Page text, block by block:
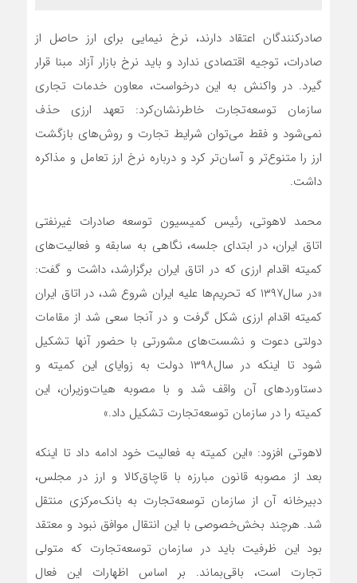
صادرکنندگان اعتقاد دارند، نرخ نیمایی برای ارز حاصل از
صادرات، توجیه اقتصادی ندارد و باید نرخ بازار آزاد مبنا قرار
گیرد. در واکنش به این درخواست، معاون خدمات تجاری
سازمان توسعه‌تجارت خاطرنشان‌‌‌‌‌‌‌کرد: تعهد ارزی حذف
‌‌‌‌‌‌‌نمی‌شود و فقط می‌توان شرایط تجارت و روش‌های بازگشت
ارز را متنوع‌‌‌‌‌‌‌تر و آسان‌‌‌‌‌‌‌تر کرد و درباره نرخ ارز تعامل و مذاکره‌‌‌‌‌‌‌
داشت.
محمد لاهوتی، رئیس کمیسیون توسعه صادرات غیرنفتی
اتاق ایران، در ابتدای جلسه، نگاهی به سابقه و فعالیت‌های
کمیته اقدام ارزی که در اتاق ایران برگزار‌‌‌‌‌‌‌شد، داشت و گفت:
«در سال‌۱۳۹۷ که تحریم‌ها علیه ایران شروع ‌‌‌‌‌‌‌شد، در اتاق ایران
کمیته اقدام ارزی شکل ‌‌‌‌‌‌‌گرفت و در آنجا سعی ‌‌‌‌‌‌‌شد از مقامات
دولتی دعوت و نشست‌های مشورتی با حضور آنها تشکیل
‌‌‌‌‌‌‌شود تا اینکه در سال‌۱۳۹۸ دولت به زوایای این کمیته و
دستاوردهای آن واقف ‌‌‌‌‌‌‌شد و با مصوبه هیات‌وزیران، این
کمیته را در سازمان توسعه‌تجارت تشکیل ‌‌‌‌‌‌‌داد.»
لاهوتی افزود: «این کمیته به فعالیت خود ادامه‌‌‌‌‌‌‌ داد تا اینکه
بعد از مصوبه قانون مبارزه با قاچاق‌کالا و ارز در مجلس،
دبیرخانه آن از سازمان توسعه‌تجارت به بانک‌مرکزی منتقل‌‌‌‌‌‌‌
شد. هرچند بخش‌خصوصی با این انتقال موافق‌‌‌‌‌‌‌ نبود و معتقد
بود این ظرفیت باید در سازمان توسعه‌تجارت که متولی
تجارت است، باقی‌بماند. بر اساس اظهارات این فعال